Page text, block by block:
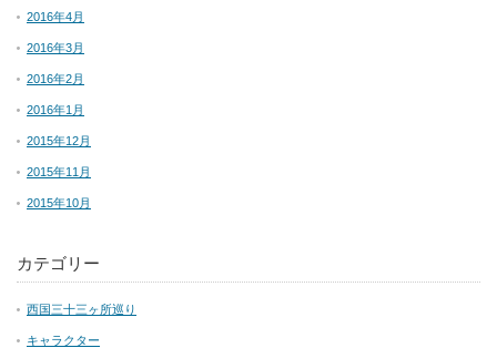
2016年4月
2016年3月
2016年2月
2016年1月
2015年12月
2015年11月
2015年10月
カテゴリー
西国三十三ヶ所巡り
キャラクター